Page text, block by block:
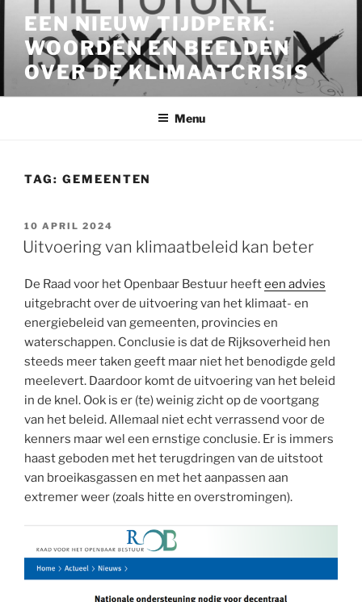
inhoud
EEN NIEUW TIJDPERK:
WOORDEN EN BEELDEN
OVER DE KLIMAATCRISIS
Menu
TAG: GEMEENTEN
GEPLAATST
OP
10 APRIL 2024
Uitvoering van klimaatbeleid kan beter
De Raad voor het Openbaar Bestuur heefteen advies
uitgebracht over de uitvoering van het klimaat- en
energiebeleid van gemeenten, provincies en
waterschappen. Conclusie is dat de Rijksoverheid hen
steeds meer taken geeft maar niet het benodigde geld
meelevert. Daardoor komt de uitvoering van het beleid
in de knel. Ook is er (te) weinig zicht op de voortgang
van het beleid. Allemaal niet echt verrassend voor de
kenners maar wel een ernstige conclusie. Er is immers
haast geboden met het terugdringen van de uitstoot
van broeikasgassen en met het aanpassen aan
extremer weer (zoals hitte en overstromingen).